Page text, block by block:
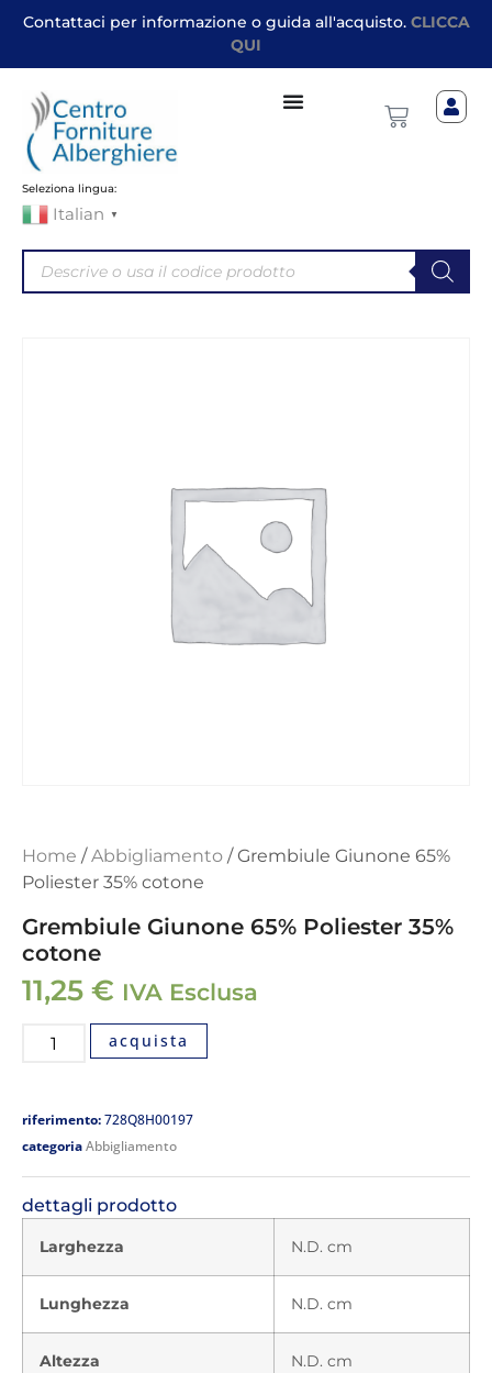
Contattaci per informazione o guida all'acquisto. CLICCA
QUI
Seleziona lingua:
Italian ▼
Home /Abbigliamento / Grembiule Giunone 65%
Poliester 35% cotone
Grembiule Giunone 65% Poliester 35%
cotone
11,25 € IVA Esclusa
acquista
riferimento:728Q8H00197
categoriaAbbigliamento
dettagli prodotto
Larghezza N.D. cm
Lunghezza N.D. cm
Altezza N.D. cm